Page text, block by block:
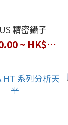
精密鑷子
HK$130.00 ~ HK$145.00